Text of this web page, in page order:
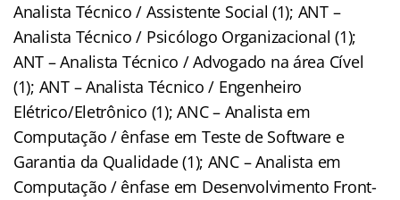
Analista Técnico / Assistente Social (1); ANT –
Analista Técnico / Psicólogo Organizacional (1);
ANT – Analista Técnico / Advogado na área Cível
(1); ANT – Analista Técnico / Engenheiro
Elétrico/Eletrônico (1); ANC – Analista em
Computação / ênfase em Teste de Software e
Garantia da Qualidade (1); ANC – Analista em
Computação / ênfase em Desenvolvimento Front-